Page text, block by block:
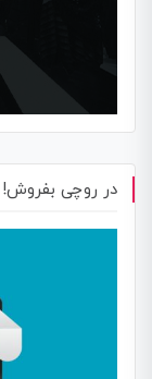
در روچی بفروش!